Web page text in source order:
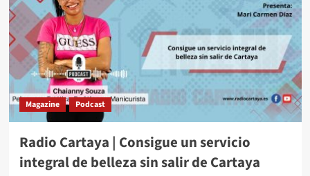
Magazine Podcast
Radio Cartaya | Consigue un servicio
integral de belleza sin salir de Cartaya